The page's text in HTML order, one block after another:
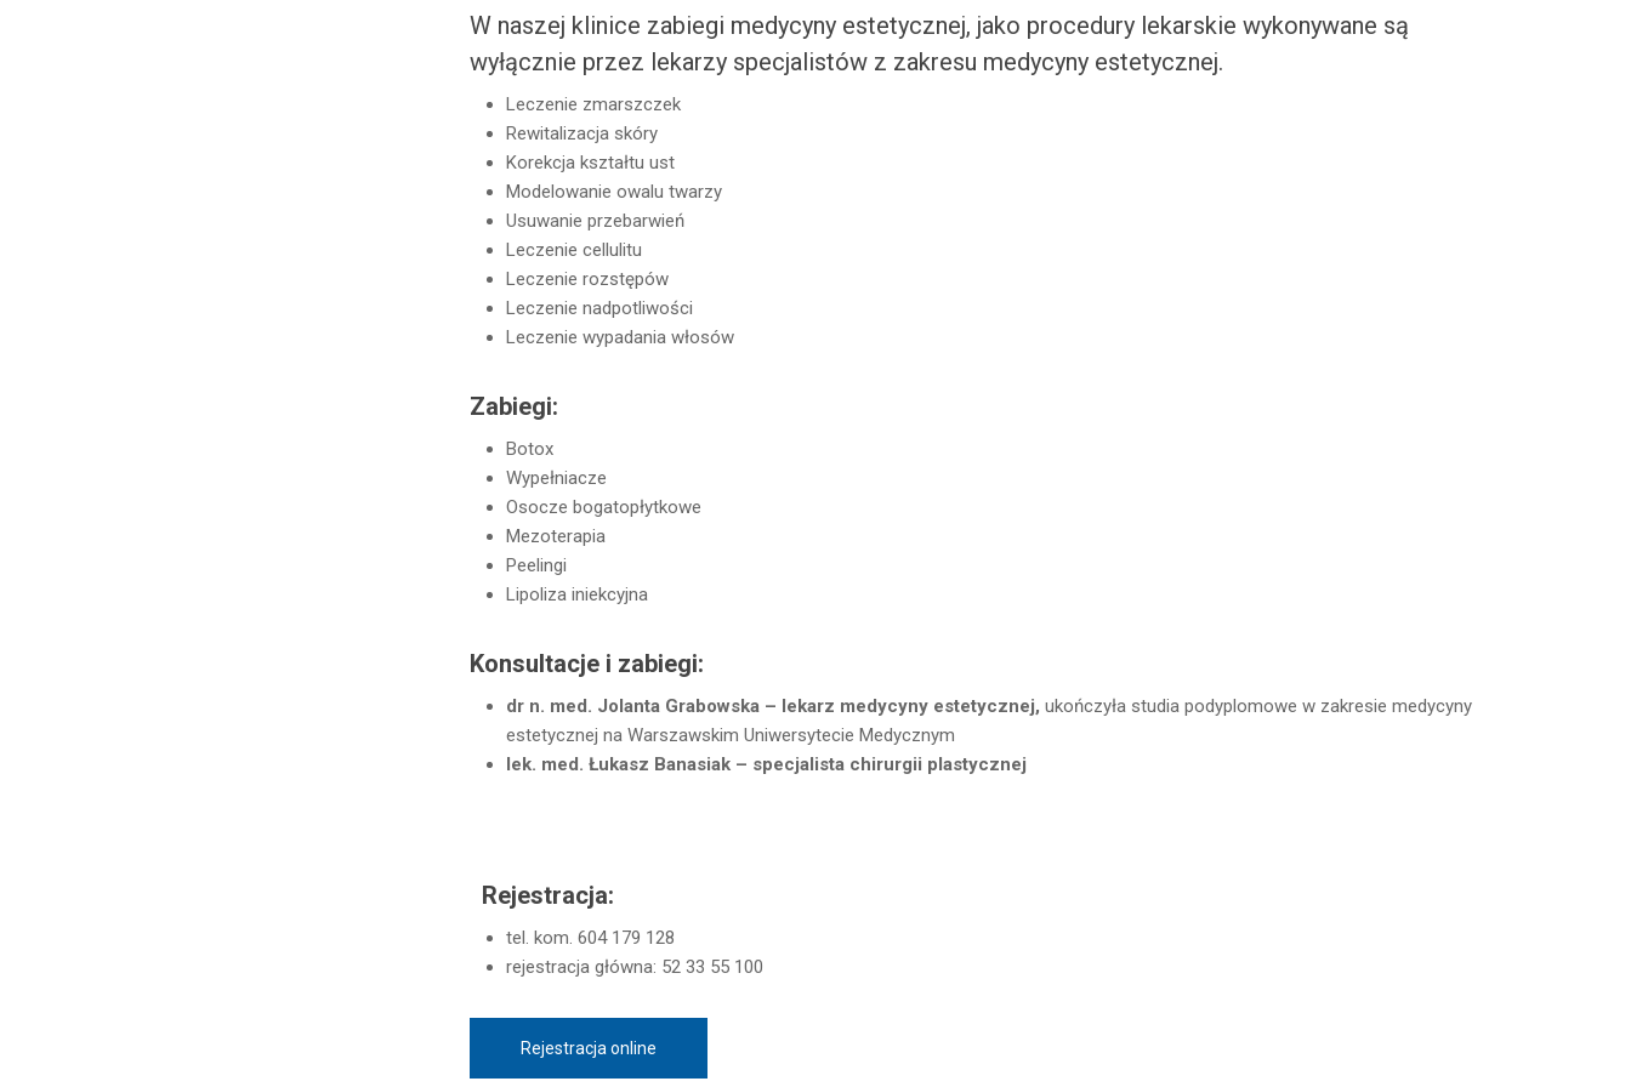
W naszej klinice zabiegi medycyny estetycznej, jako procedury lekarskie wykonywane są
wyłącznie przez lekarzy specjalistów z zakresu medycyny estetycznej.
Leczenie zmarszczek
Rewitalizacja skóry
Korekcja kształtu ust
Modelowanie owalu twarzy
Usuwanie przebarwień
Leczenie cellulitu
Leczenie rozstępów
Leczenie nadpotliwości
Leczenie wypadania włosów
Zabiegi:
Botox
Wypełniacze
Osocze bogatopłytkowe
Mezoterapia
Peelingi
Lipoliza iniekcyjna
Konsultacje i zabiegi:
dr n. med. Jolanta Grabowska – lekarz medycyny estetycznej,ukończyła studia podyplomowe w zakresie medycyny
estetycznej na Warszawskim Uniwersytecie Medycznym
lek. med. Łukasz Banasiak – specjalista chirurgii plastycznej
Rejestracja:
tel. kom. 604 179 128
rejestracja główna: 52 33 55 100
Rejestracja online